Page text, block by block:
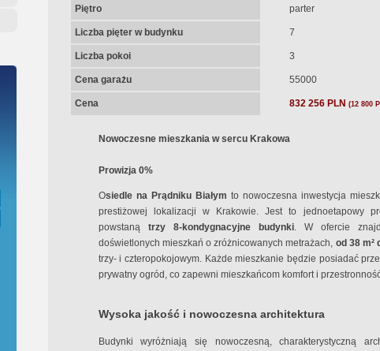
Piętro parter
Liczba pięter w budynku 7
Liczba pokoi 3
Cena garażu 55000
Cena 832 256 PLN (12 800
Nowoczesne mieszkania w sercu Krakowa
Prowizja 0%
Osiedle na Prądniku Białym to nowoczesna inwestycja
prestiżowej lokalizacji w Krakowie. Jest to jednoetapowy
powstaną trzy 8-kondygnacyjne budynki. W ofercie
doświetlonych mieszkań o zróżnicowanych metrażach, od 38 m²
trzy- i czteropokojowym. Każde mieszkanie będzie posiadać
prywatny ogród, co zapewni mieszkańcom komfort i
Wysoka jakość i nowoczesna architektura
Budynki wyróżniają się nowoczesną, charakterystyczną